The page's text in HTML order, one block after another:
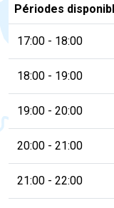
Périodes
17:00 - 18:00
18:00 - 19:00
19:00 - 20:00
20:00 - 21:00
21:00 - 22:00